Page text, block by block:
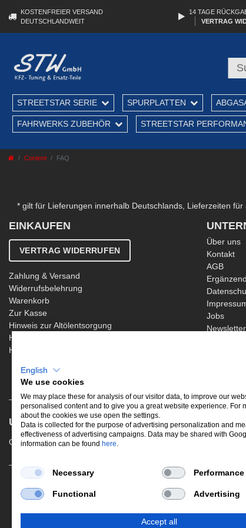
KOSTENFREIER VERSAND
DEUTSCHLANDWEIT
14 TAGE
VERTRAG
STREETSTAR SERIE SPURPLATTEN
FAHRWERKS ZUBEHÖR STREETSTAR
Content FAQ
* gilt für Lieferungen innerhalb Deutschlands, Lieferzeiten
EINKAUFEN
VERTRAG WIDERRUFEN
Zahlung & Versand
Widerrufsbelehrung
Warenkorb
Zur Kasse
Hinweis zur Altölentsorgung
Hinweis zur Batterieentsorgung
Händler werden
Über uns
Kontakt
AGB
Jobs
Newsletter
UNSERE BELIEBTESTEN PRODUKTE
Gewindefahrwerke
*Alle
English
We use cookies
We may place these for analysis of our visitor data, to improve our
personalised content and to give you a great website experience. For
about the cookies we use open the settings.
Data is collected for the purpose of advertising personalization and
effectiveness of advertising campaigns. Data may be shared with
information can be found here.
Necessary Performance
Functional Advertising
Accept all